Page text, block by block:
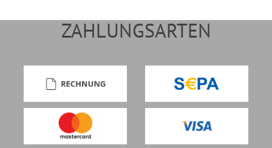
ZAHLUNGSARTEN